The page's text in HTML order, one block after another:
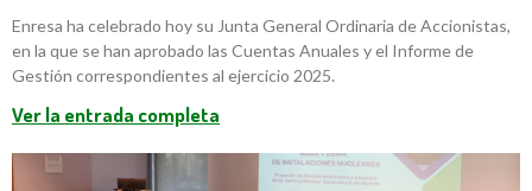
Enresa ha celebrado hoy su Junta General Ordinaria de Accionistas,
en la que se han aprobado las Cuentas Anuales y el Informe de
Gestión correspondientes al ejercicio 2025.
Ver la entrada completa